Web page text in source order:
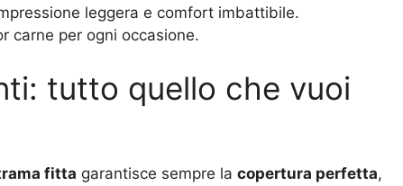
leggera e comfort imbattibile.
carne per ogni occasione.
tutto quello che vuoi
fitta garantisce sempre la copertura perfetta,